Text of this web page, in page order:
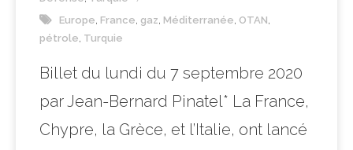
Europe, France, gaz, Méditerranée, OTAN,
pétrole, Turquie
Billet du lundi du 7 septembre 2020
par Jean-Bernard Pinatel* La France,
Chypre, la Grèce, et l’Italie, ont lancé